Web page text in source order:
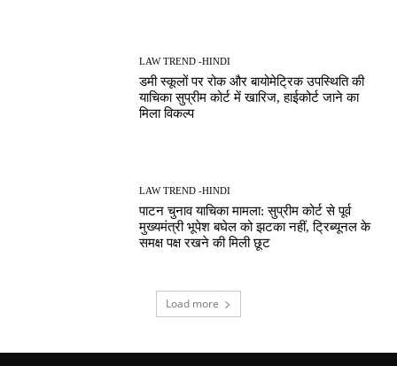
LAW TREND -HINDI
डमी स्कूलों पर रोक और बायोमेट्रिक उपस्थिति की
याचिका सुप्रीम कोर्ट में खारिज, हाईकोर्ट जाने का
मिला विकल्प
LAW TREND -HINDI
पाटन चुनाव याचिका मामला: सुप्रीम कोर्ट से पूर्व
मुख्यमंत्री भूपेश बघेल को झटका नहीं, ट्रिब्यूनल के
समक्ष पक्ष रखने की मिली छूट
Load more